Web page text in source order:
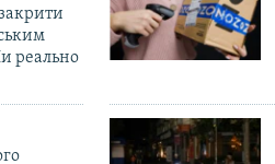
реально